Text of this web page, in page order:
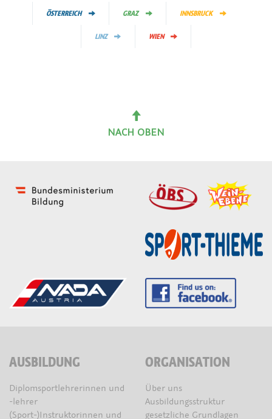
ÖSTERREICH GRAZ INNSBRUCK
LINZ WIEN
NACH OBEN
AUSBILDUNG
Diplomsportlehrerinnen und
-lehrer
(Sport-)Instruktorinnen und
ORGANISATION
Über uns
Ausbildungsstruktur
gesetzliche Grundlagen